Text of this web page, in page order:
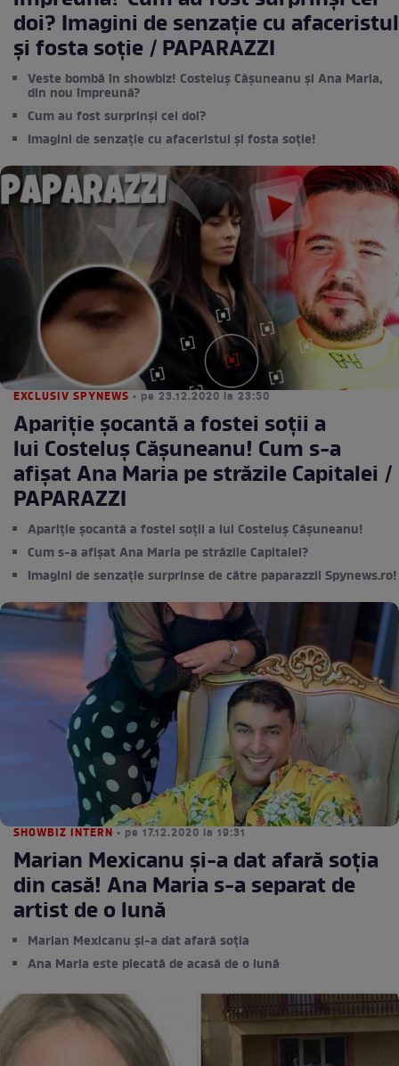
doi? Imagini de senzație cu afaceristul
și fosta soție / PAPARAZZI
Veste bombă în showbiz! Costeluș Cășuneanu și Ana Maria,
din nou împreună?
Cum au fost surprinși cei doi?
Imagini de senzație cu afaceristul și fosta soție!
EXCLUSIV SPYNEWS • pe 23.12.2020 la 23:50
Apariție șocantă a fostei soții a
lui Costeluș Cășuneanu! Cum s-a
afișat Ana Maria pe străzile Capitalei /
PAPARAZZI
Apariție șocantă a fostei soții a lui Costeluș Cășuneanu!
Cum s-a afișat Ana Maria pe străzile Capitalei?
Imagini de senzație surprinse de către paparazzii Spynews.ro!
SHOWBIZ INTERN • pe 17.12.2020 la 19:31
Marian Mexicanu și-a dat afară soția
din casă! Ana Maria s-a separat de
artist de o lună
Marian Mexicanu și-a dat afară soția
Ana Maria este plecată de acasă de o lună